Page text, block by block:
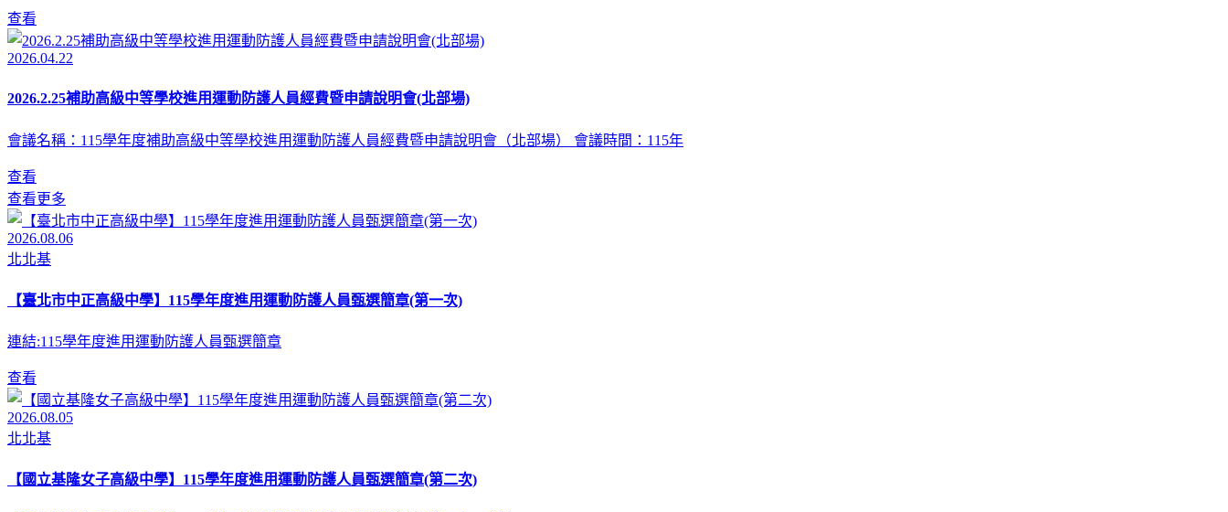
查看
2026.04.22
2026.2.25補助高級中等學校進用運動防護人員經費暨申請說明會(北部場)
會議名稱：115學年度補助高級中等學校進用運動防護人員經費暨申請說明會（北部場） 會議時間：115年
查看
查看更多
2026.08.06
北北基
【臺北市中正高級中學】115學年度進用運動防護人員甄選簡章(第一次)
連結:115學年度進用運動防護人員甄選簡章
查看
2026.08.05
北北基
【國立基隆女子高級中學】115學年度進用運動防護人員甄選簡章(第二次)